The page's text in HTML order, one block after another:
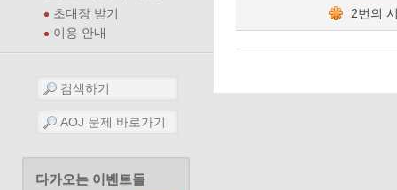
초대장 받기
이용 안내
다가오는 이벤트들
2번의